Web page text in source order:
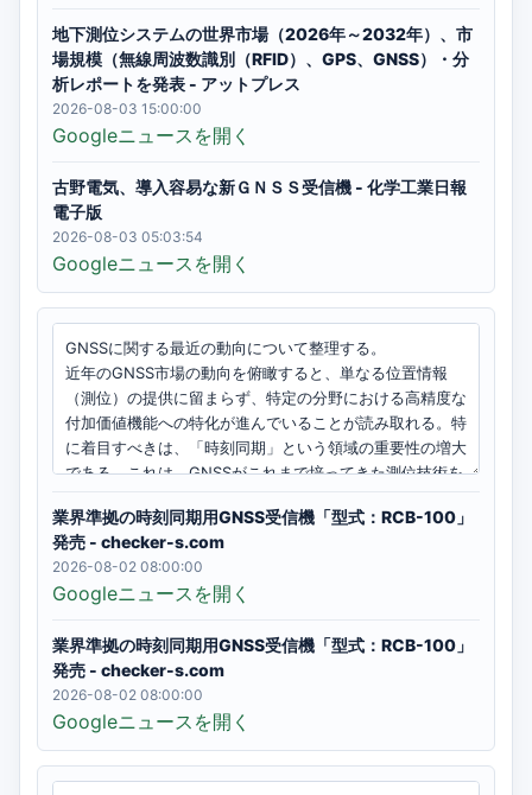
地下測位システムの世界市場（2026年～2032年）、市
場規模（無線周波数識別（RFID）、GPS、GNSS）・分
析レポートを発表 - アットプレス
2026-08-03 15:00:00
Googleニュースを開く
古野電気、導入容易な新ＧＮＳＳ受信機 - 化学工業日報
電子版
2026-08-03 05:03:54
Googleニュースを開く
業界準拠の時刻同期用GNSS受信機「型式：RCB-100」
発売 - checker-s.com
2026-08-02 08:00:00
Googleニュースを開く
業界準拠の時刻同期用GNSS受信機「型式：RCB-100」
発売 - checker-s.com
2026-08-02 08:00:00
Googleニュースを開く